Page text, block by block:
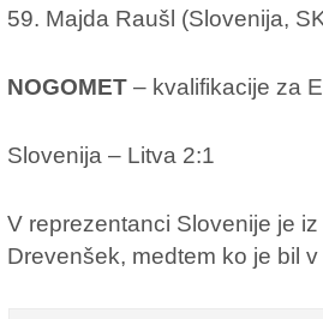
59. Majda Raušl (Slovenija,
NOGOMET – kvalifikacije za
Slovenija – Litva 2:1
V reprezentanci Slovenije je
Drevenšek, medtem ko je bil